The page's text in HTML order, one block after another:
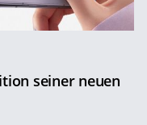
seiner neuen